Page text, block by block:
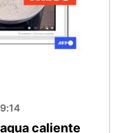
caliente